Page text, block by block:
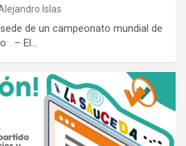
Islas
de un campeonato mundial de
– El…